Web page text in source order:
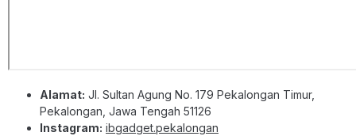
Alamat: Jl. Sultan Agung No. 179 Pekalongan Timur,
Pekalongan, Jawa Tengah 51126
Instagram: ibgadget.pekalongan